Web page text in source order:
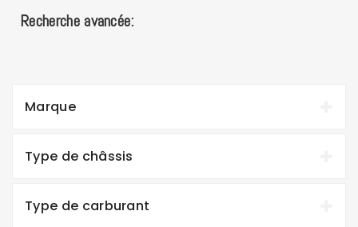
Recherche avancée:
Marque
Type de châssis
Type de carburant